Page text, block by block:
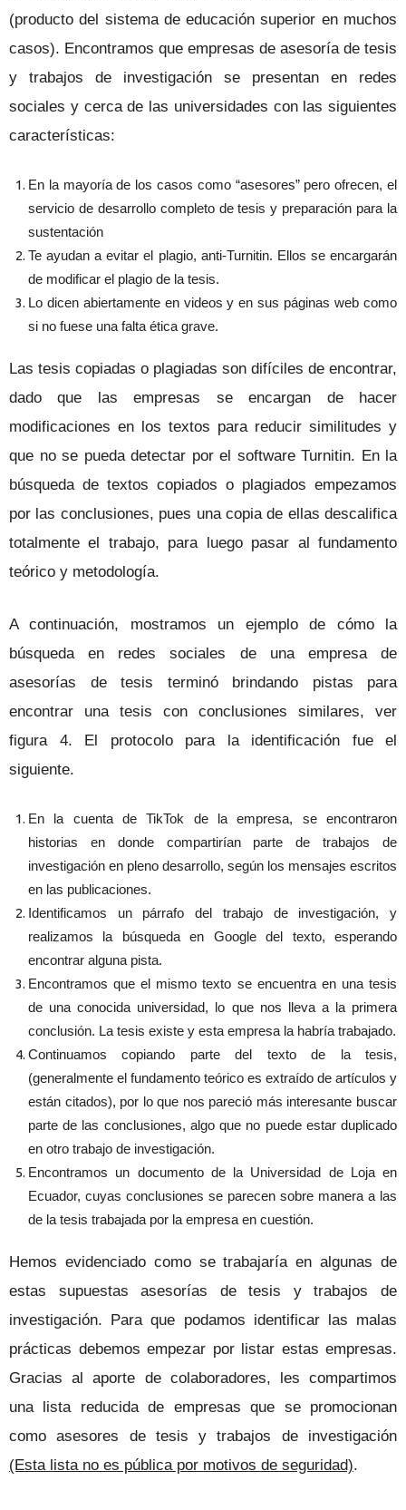
(producto del sistema de educación superior en muchos
casos). Encontramos que empresas de asesoría de tesis
y trabajos de investigación se presentan en redes
sociales y cerca de las universidades con las siguientes
características:
En la mayoría de los casos como “asesores” pero ofrecen, el
servicio de desarrollo completo de tesis y preparación para la
sustentación
Te ayudan a evitar el plagio, anti-Turnitin. Ellos se encargarán
de modificar el plagio de la tesis.
Lo dicen abiertamente en videos y en sus páginas web como
si no fuese una falta ética grave.
Las tesis copiadas o plagiadas son difíciles de encontrar,
dado que las empresas se encargan de hacer
modificaciones en los textos para reducir similitudes y
que no se pueda detectar por el software Turnitin. En la
búsqueda de textos copiados o plagiados empezamos
por las conclusiones, pues una copia de ellas descalifica
totalmente el trabajo, para luego pasar al fundamento
teórico y metodología.
A continuación, mostramos un ejemplo de cómo la
búsqueda en redes sociales de una empresa de
asesorías de tesis terminó brindando pistas para
encontrar una tesis con conclusiones similares, ver
figura 4. El protocolo para la identificación fue el
siguiente.
En la cuenta de TikTok de la empresa, se encontraron
historias en donde compartirían parte de trabajos de
investigación en pleno desarrollo, según los mensajes escritos
en las publicaciones.
Identificamos un párrafo del trabajo de investigación, y
realizamos la búsqueda en Google del texto, esperando
encontrar alguna pista.
Encontramos que el mismo texto se encuentra en una tesis
de una conocida universidad, lo que nos lleva a la primera
conclusión. La tesis existe y esta empresa la habría trabajado.
Continuamos copiando parte del texto de la tesis,
(generalmente el fundamento teórico es extraído de artículos y
están citados), por lo que nos pareció más interesante buscar
parte de las conclusiones, algo que no puede estar duplicado
en otro trabajo de investigación.
Encontramos un documento de la Universidad de Loja en
Ecuador, cuyas conclusiones se parecen sobre manera a las
de la tesis trabajada por la empresa en cuestión.
Hemos evidenciado como se trabajaría en algunas de
estas supuestas asesorías de tesis y trabajos de
investigación. Para que podamos identificar las malas
prácticas debemos empezar por listar estas empresas.
Gracias al aporte de colaboradores, les compartimos
una lista reducida de empresas que se promocionan
como asesores de tesis y trabajos de investigación
(Esta lista no es pública por motivos de seguridad).